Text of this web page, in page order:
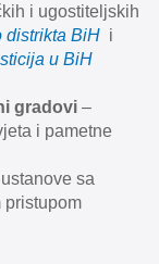
i ugostiteljskih
distrikta BiH i
u BiH
gradovi –
i pametne
sa
pristupom